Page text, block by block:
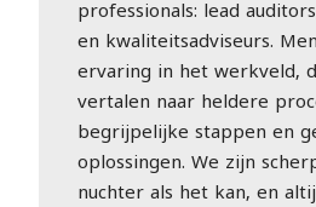
professionals: lead
en kwaliteitsadviseurs.
ervaring in het werkveld,
vertalen naar heldere
begrijpelijke stappen en
oplossingen. We zijn
nuchter als het kan, en